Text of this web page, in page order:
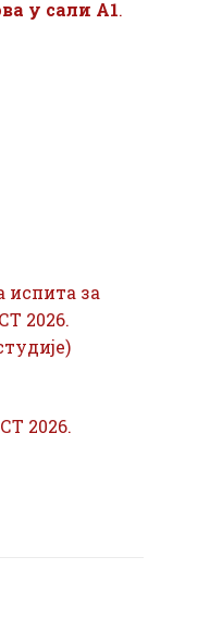
у сали А1.
испита за
2026.
2026.